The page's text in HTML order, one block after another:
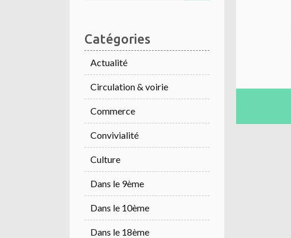
Catégories
Actualité
Circulation & voirie
Commerce
Convivialité
Culture
Dans le 9ème
Dans le 10ème
Dans le 18ème